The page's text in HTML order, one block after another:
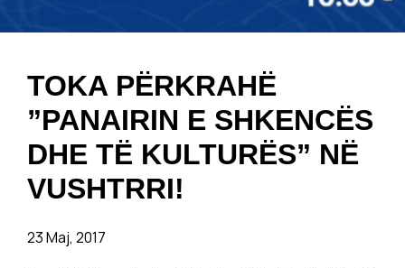
TOKA PËRKRAHË
”PANAIRIN E SHKENCËS
DHE TË KULTURËS” NË
VUSHTRRI!
23 Maj, 2017